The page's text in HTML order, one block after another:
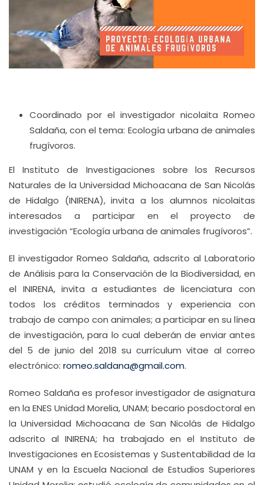
Coordinado por el investigador nicolaita Romeo
Saldaña, con el tema: Ecología urbana de animales
frugívoros.
El Instituto de Investigaciones sobre los Recursos
Naturales de la Universidad Michoacana de San Nicolás
de Hidalgo (INIRENA), invita a los alumnos nicolaitas
interesados a participar en el proyecto de
investigación “Ecología urbana de animales frugívoros”.
El investigador Romeo Saldaña, adscrito al Laboratorio
de Análisis para la Conservación de la Biodiversidad, en
el INIRENA, invita a estudiantes de licenciatura con
todos los créditos terminados y experiencia con
trabajo de campo con animales; a participar en su línea
de investigación, para lo cual deberán de enviar antes
del 5 de junio del 2018 su currículum vitae al correo
electrónico: romeo.saldana@gmail.com.
Romeo Saldaña es profesor investigador de asignatura
en la ENES Unidad Morelia, UNAM; becario posdoctoral en
la Universidad Michoacana de San Nicolás de Hidalgo
adscrito al INIRENA; ha trabajado en el Instituto de
Investigaciones en Ecosistemas y Sustentabilidad de la
UNAM y en la Escuela Nacional de Estudios Superiores